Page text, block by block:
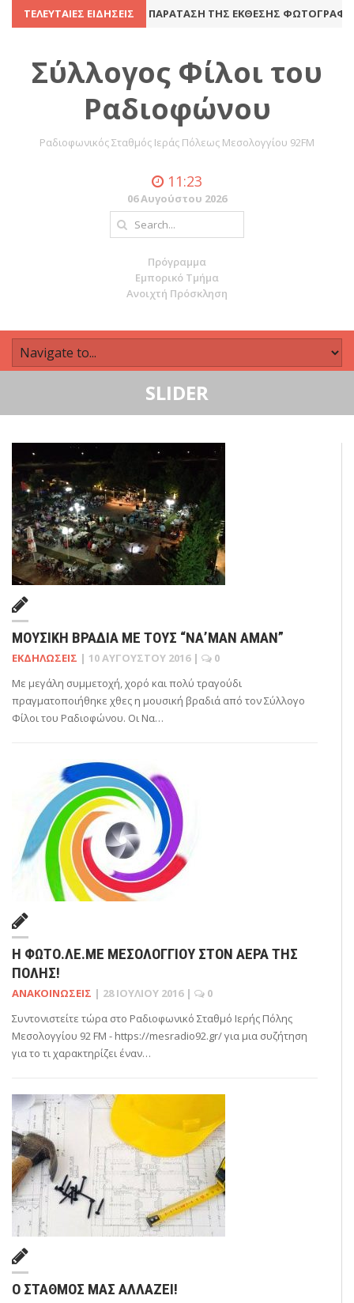
ΤΕΛΕΥΤΑΊΕΣ ΕΙΔΉΣΕΙΣ
8 Ιουλίου 2016 ΠΑΡΆΤΑΣΗ ΤΗΣ ΈΚΘΕΣΗΣ
Σύλλογος Φίλοι του
Ραδιοφώνου
Ραδιοφωνικός Σταθμός Ιεράς Πόλεως Μεσολογγίου 92FM
11:23
06 Αυγούστου 2026
Πρόγραμμα
Εμπορικό Τμήμα
Ανοιχτή Πρόσκληση
SLIDER
ΜΟΥΣΙΚΉ ΒΡΑΔΙΆ ΜΕ ΤΟΥΣ “ΝΑ’ΜΑΝ ΑΜΆΝ”
ΕΚΔΗΛΏΣΕΙΣ | 10 ΑΥΓΟΎΣΤΟΥ 2016 |
0
Με μεγάλη συμμετοχή, χορό και πολύ τραγούδι
πραγματοποιήθηκε χθες η μουσική βραδιά από τον Σύλλογο
Φίλοι του Ραδιοφώνου. Οι Να…
Η ΦΩΤΟ.ΛΕ.ΜΕ ΜΕΣΟΛΟΓΓΊΟΥ ΣΤΟΝ ΑΈΡΑ ΤΗΣ
ΠΌΛΗΣ!
ΑΝΑΚΟΙΝΏΣΕΙΣ | 28 ΙΟΥΛΊΟΥ 2016 |
0
Συντονιστείτε τώρα στο Ραδιοφωνικό Σταθμό Ιερής Πόλης
Μεσολογγίου 92 FM - https://mesradio92.gr/ για μια συζήτηση
για το τι χαρακτηρίζει έναν…
Ο ΣΤΑΘΜΌΣ ΜΑΣ ΑΛΛΆΖΕΙ!